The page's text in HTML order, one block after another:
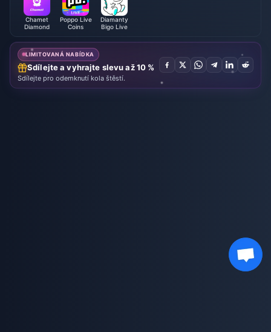
Chamet
Diamond
Poppo Live
Coins
Diamanty
Bigo Live
LIMITOVANÁ NABÍDKA
Sdílejte a vyhrajte slevu až 10 %
Sdílejte pro odemknutí kola štěstí.